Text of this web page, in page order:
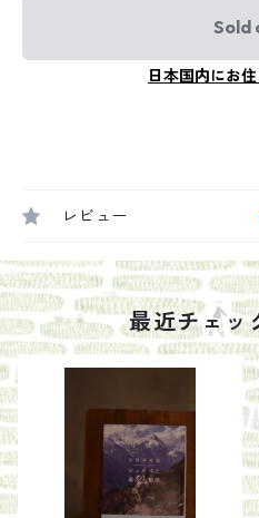
Sold
日本国内にお
レビュー
最近チェッ